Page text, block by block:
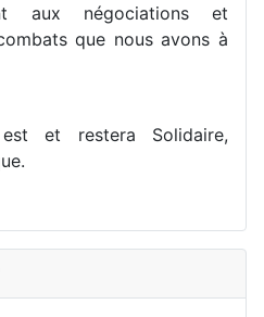
aux négociations et
que nous avons à
et restera Solidaire,